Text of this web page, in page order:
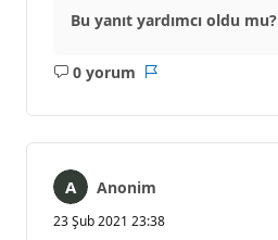
Bu yanıt yardımcı oldu mu?
0 yorum
Açıklama
Anonim
23 Şub 2021 23:38